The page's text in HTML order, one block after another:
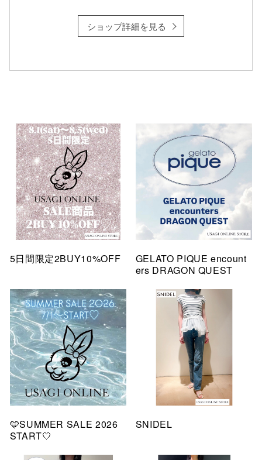
ショップ詳細を見る
5日間限定2BUY10%OFF
GELATO PIQUE encount
ers DRAGON QUEST
🩵SUMMER SALE 2026
START🤍
SNIDEL